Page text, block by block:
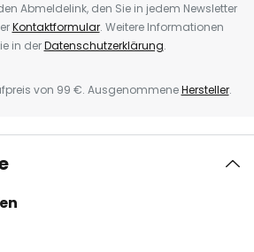
Abmeldelink, den Sie in jedem Newsletter
Kontaktformular. Weitere Informationen
in derDatenschutzerklärung.
von 99 €. AusgenommeneHersteller.